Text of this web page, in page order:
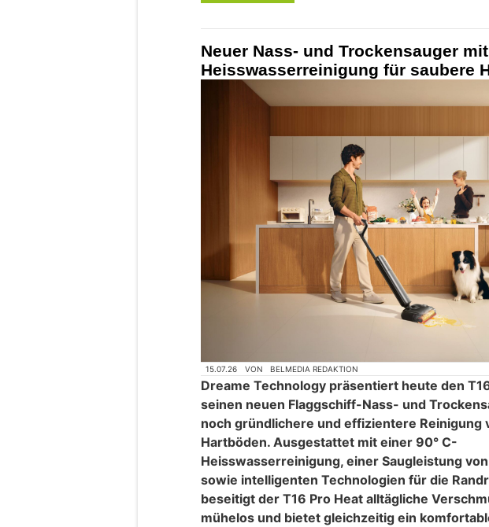
Neuer Nass- und Trockensauger mit
Heisswasserreinigung für saubere
15.07.26 VON BELMEDIA REDAKTION
Dreame Technology präsentiert heute den
seinen neuen Flaggschiff-Nass- und
noch gründlichere und effizientere Reinigung
Hartböden. Ausgestattet mit einer 90° C-
Heisswasserreinigung, einer Saugleistung
sowie intelligenten Technologien für die
beseitigt der T16 Pro Heat alltägliche
mühelos und bietet gleichzeitig ein